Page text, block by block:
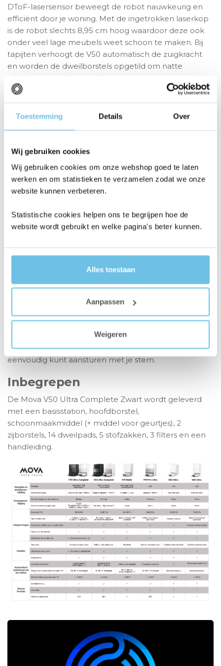
Toestemming Details Over
Wij gebruiken cookies
Wij gebruiken cookies om onze webshop goed te laten
werken en om statistieken te verzamelen zodat we onze
website kunnen verbeteren.
Statistische cookies helpen ons te begrijpen hoe de
website wordt gebruikt en welke pagina's beter kunnen.
Alles toestaan
Aanpassen
Weigeren
DToF-lasersensor beweegt de robot nauwkeurig en
efficiënt door je woning. Met de ingetrokken laserkop
is de robot slechts 8,95 cm hoog waardoor deze ook
onder veel lage meubels weet schoon te maken. Bij
tapijten verhoogt de V50 automatisch de zuigkracht
en worden de dweilborstels opgetild om natte
plekken te voorkomen. Het
zorgt ervoor dat drempels tot
worden
huizen met drempels.
Het multifunctionele Ultra station zorgt voor maximale
gebruiksvriendelijkheid. Het station leegt de stofbak
van de robot automatisch, reinigt en droogt grondig
de dweilborstels en voegt het schoonmaakmiddel toe.
stofbak en stofzak gedroogd wat helpt bij het
tegengaan van nare luchtjes en schimmelvorming.
en spraak
schoonmaakschema’s in, beheer je plattegronden en
toe voor plekken waar de robot
niet moet dweilen of helemaal niet mag komen. De
Mova V50 Ultra Complete is via de app ook te
koppelen aan de smart-home systemen van Google
Assistant en Amazon Alexa zodat je de robot
eenvoudig kunt aansturen met je stem.
Inbegrepen
De Mova V50 Ultra Complete Zwart wordt geleverd
met een basisstation, hoofdborstel,
schoonmaakmiddel (+ middel voor geurtjes), 2
zijborstels, 14 dweilpads, 5 stofzakken, 3 filters en een
handleiding.